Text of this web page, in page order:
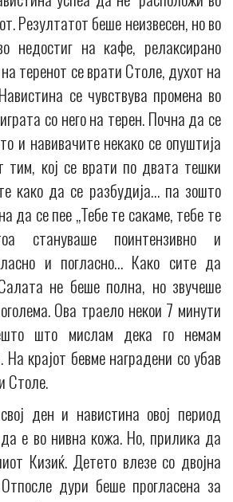
Резултатот беше неизвесен, но во
недостиг на кафе, релаксирано
теренот се врати Столе, духот на
се чувствува промена во
со него на терен. Почна да се
и навивачите некако се опуштија
тим, кој се врати по двата тешки
како да се разбудија… па зошто
да се пее „Тебе те сакаме, тебе те
стануваше поинтензивно и
и погласно… Како сите да
не беше полна, но звучеше
Ова траело некои 7 минути
што мислам дека го немам
крајот бевме наградени со убав
Столе.
ден и навистина овој период
е во нивна кожа. Но, прилика да
Кизиќ. Детето влезе со двојна
дури беше прогласена за